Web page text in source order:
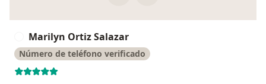
Marilyn Ortiz Salazar
Número de teléfono verificado